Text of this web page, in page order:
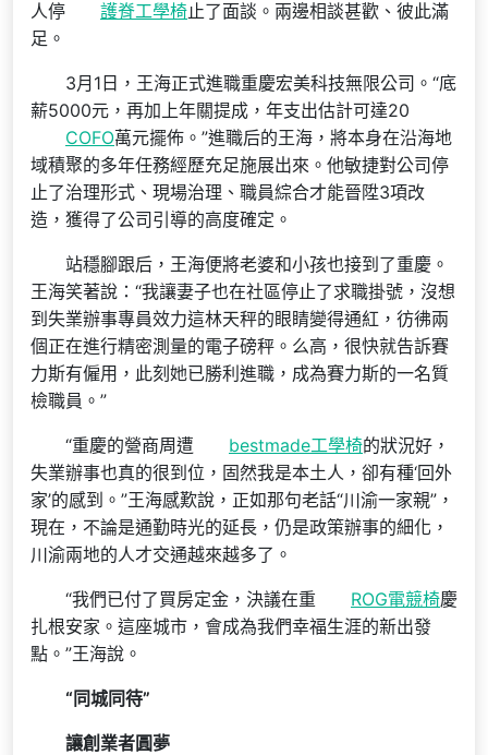
人停
護脊工學椅止了面談。兩邊相談甚歡、彼此滿
足。
3月1日，王海正式進職重慶宏美科技無限公司。“底
薪5000元，再加上年關提成，年支出估計可達20
COFO萬元擺佈。”進職后的王海，將本身在沿海地
域積聚的多年任務經歷充足施展出來。他敏捷對公司停
止了治理形式、現場治理、職員綜合才能晉陞3項改
造，獲得了公司引導的高度確定。
站穩腳跟后，王海便將老婆和小孩也接到了重慶。
王海笑著說：“我讓妻子也在社區停止了求職掛號，沒想
到失業辦事專員效力這林天秤的眼睛變得通紅，彷彿兩
個正在進行精密測量的電子磅秤。么高，很快就告訴賽
力斯有僱用，此刻她已勝利進職，成為賽力斯的一名質
檢職員。”
“重慶的營商周遭 bestmade工學椅的狀況好，
失業辦事也真的很到位，固然我是本土人，卻有種‘回外
家’的感到。”王海感歎說，正如那句老話“川渝一家親”，
現在，不論是通勤時光的延長，仍是政策辦事的細化，
川渝兩地的人才交通越來越多了。
“我們已付了買房定金，決議在重 ROG電競椅慶
扎根安家。這座城市，會成為我們幸福生涯的新出發
點。”王海說。
“同城同待”
讓創業者圓夢